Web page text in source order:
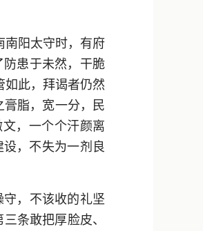
南阳太守时，有府
患于未然，干脆
如此，拜谒者仍然
脂，宽一分，民
，一个个汗颜离
，不失为一剂良
，不该收的礼坚
条敢把厚脸皮、